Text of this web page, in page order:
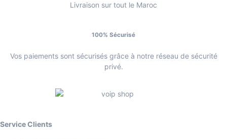
Livraison sur tout le Maroc
100% Sécurisé
Vos paiements sont sécurisés grâce à notre réseau de sécurité
privé.
Service Clients